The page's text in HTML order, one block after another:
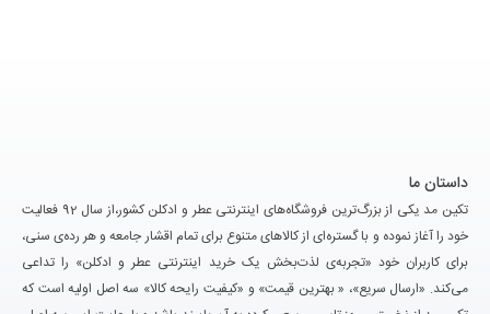
داستان ما
تکین مد یکی از بزرگ‌ترین فروشگاه‌های اینترنتی عطر و ادکلن کشور،از سال 92 فعالیت
خود را آغاز نموده و با گستره‌ای از کالاهای متنوع برای تمام اقشار جامعه و هر رده‌ی سنی،
برای کاربران خود «تجربه‌ی لذت‌بخش یک خرید اینترنتی عطر و ادکلن» را تداعی
می‌کند. «ارسال سریع»، « بهترین قیمت» و «کیفیت رایحه کالا» سه اصل اولیه است که